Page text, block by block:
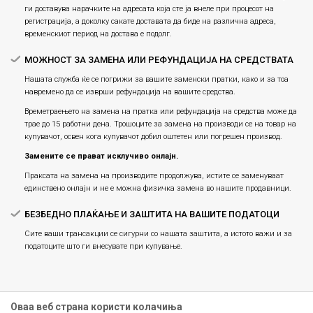
ги доставува нарачките на адресата која сте ја внеле при процесот на
регистрација, а доколку сакате доставата да биде на различна адреса,
временскиот период на достава е подолг.
МОЖНОСТ ЗА ЗАМЕНА ИЛИ РЕФУНДАЦИЈА НА СРЕДСТВАТА
Нашата служба ќе се погрижи за вашите заменски пратки, како и за тоа
навремено да се изврши рефундација на вашите средства.
Времетраењето на замена на пратка или рефундацијa на средства може да
трае до 15 работни дена. Трошоците за замена на производи се на товар на
купувачот, освен кога купувачот добил оштетен или погрешен производ.
Замените се прават исклучиво онлајн.
Праксата на замена на производите продолжува, истите се заменуваат
единствено онлајн и не е можна физичка замена во нашите продавници.
БЕЗБЕДНО ПЛАЌАЊЕ И ЗАШТИТА НА ВАШИТЕ ПОДАТОЦИ
Сите ваши трансакции се сигурни со нашата заштита, а истото важи и за
податоците што ги внесувате при купување.
Оваа веб страна користи колачиња